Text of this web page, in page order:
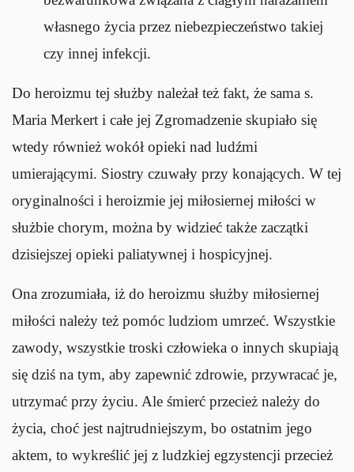
własnego życia przez niebezpieczeństwo takiej
czy innej infekcji.
Do heroizmu tej służby należał też fakt, że sama s.
Maria Merkert i całe jej Zgromadzenie skupiało się
wtedy również wokół opieki nad ludźmi
umierającymi. Siostry czuwały przy konających. W tej
oryginalności i heroizmie jej miłosiernej miłości w
służbie chorym, można by widzieć także zaczątki
dzisiejszej opieki paliatywnej i hospicyjnej.
Ona zrozumiała, iż do heroizmu służby miłosiernej
miłości należy też pomóc ludziom umrzeć. Wszystkie
zawody, wszystkie troski człowieka o innych skupiają
się dziś na tym, aby zapewnić zdrowie, przywracać je,
utrzymać przy życiu. Ale śmierć przecież należy do
życia, choć jest najtrudniejszym, bo ostatnim jego
aktem, to wykreślić jej z ludzkiej egzystencji przecież